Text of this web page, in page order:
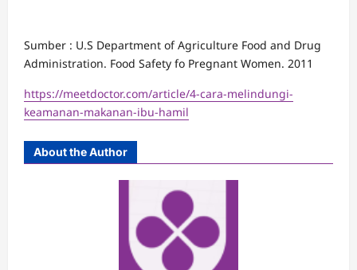
Sumber : U.S Department of Agriculture Food and Drug
Administration. Food Safety fo Pregnant Women. 2011
https://meetdoctor.com/article/4-cara-melindungi-
keamanan-makanan-ibu-hamil
About the Author